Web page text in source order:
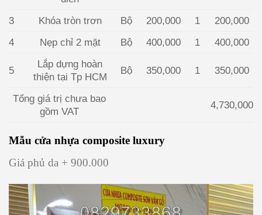
3
Khóa tròn trơn Bộ 200,000 1
200,000
4
Nẹp chỉ 2 mặt Bộ 400,000 1 400,000
5
Lắp dựng hoàn
thiện tại Tp HCM
Bộ 350,000 1 350,000
Tổng giá trị chưa bao
gồm VAT
4,730,000
Mẫu cửa nhựa composite luxury
Giá phủ da + 900.000